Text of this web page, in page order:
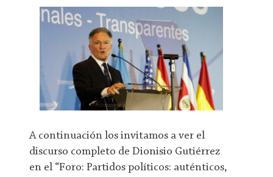
A continuación los invitamos a ver el
discurso completo de Dionisio Gutiérrez
en el “Foro: Partidos políticos: auténticos,